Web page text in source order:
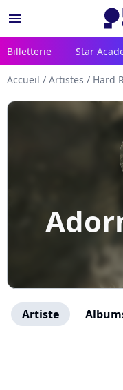
menu
Billetterie Star
Accueil / Artistes / Hard
Artiste